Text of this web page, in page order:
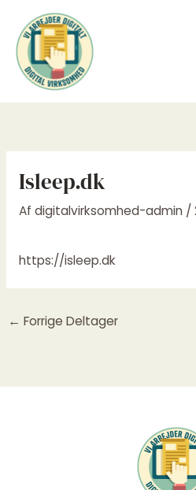
indholdet
Isleep.dk
Af digitalvirksomhed-admin /
https://isleep.dk
← Forrige Deltager